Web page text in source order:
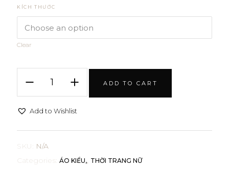
KÍCH THƯỚC
Clear
Basic
quantity
ADD TO CART
Add to Wishlist
SKU: N/A
Categories: ÁO KIỂU , THỜI TRANG NỮ